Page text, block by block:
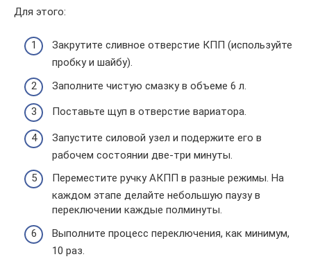
Для этого:
Закрутите сливное отверстие КПП (используйте
пробку и шайбу).
Заполните чистую смазку в объеме 6 л.
Поставьте щуп в отверстие вариатора.
Запустите силовой узел и подержите его в
рабочем состоянии две-три минуты.
Переместите ручку АКПП в разные режимы. На
каждом этапе делайте небольшую паузу в
переключении каждые полминуты.
Выполните процесс переключения, как минимум,
10 раз.